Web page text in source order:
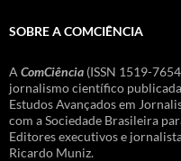
SOBRE A COMCIÊNCIA
A ComCiência (ISSN 1519-
jornalismo científico
Estudos Avançados em
com a Sociedade Brasileira
Editores executivos e
Ricardo Muniz.